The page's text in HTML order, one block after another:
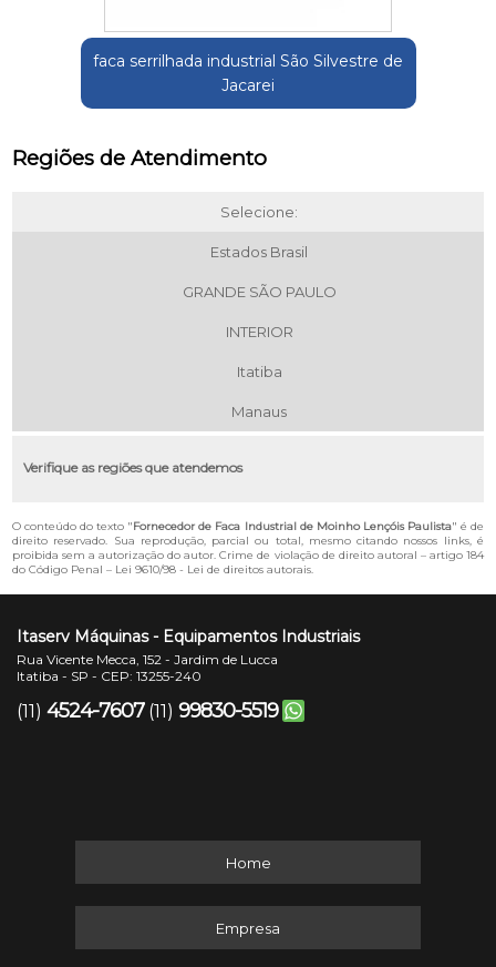
faca serrilhada industrial São Silvestre de
Jacarei
Regiões de Atendimento
Selecione:
Estados Brasil
GRANDE SÃO PAULO
INTERIOR
Itatiba
Manaus
Verifique as regiões que atendemos
O conteúdo do texto "Fornecedor de Faca Industrial de Moinho Lençóis Paulista" é de
direito reservado. Sua reprodução, parcial ou total, mesmo citando nossos links, é
proibida sem a autorização do autor. Crime de violação de direito autoral – artigo 184
do Código Penal – Lei 9610/98 - Lei de direitos autorais.
Itaserv Máquinas - Equipamentos Industriais
Rua Vicente Mecca, 152 - Jardim de Lucca
Itatiba - SP - CEP: 13255-240
(11) 4524-7607 (11) 99830-5519
Home
Empresa